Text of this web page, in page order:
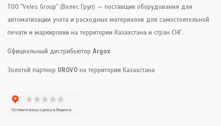
ТОО "Veles Group" (Велес Груп) — поставщик оборудования для
автоматизации учета и расходных материалов для самостоятельной
печати и маркировки на территории Казахстана и стран СНГ.
Официальный дистрибьютор Argox
Золотой партнер UROVO на территории Казахстана